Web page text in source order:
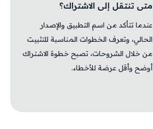
متى تنتقل إلى الاشتراك؟
عندما تتأكد من اسم التطبيق والإصدار
الحالي، وتعرف الخطوات المناسبة للتثبيت
من خلال الشروحات، تصبح خطوة الاشتراك
أوضح وأقل عرضة للأخطاء.